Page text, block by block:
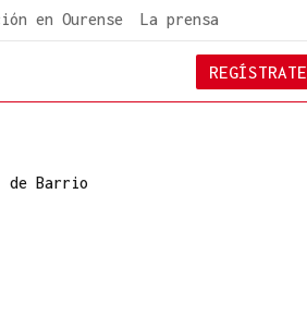
en Ourense La prensa
REGÍSTRATE
de Barrio